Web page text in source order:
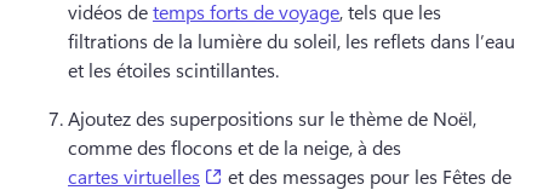
vidéos de temps forts de voyage, tels que les
filtrations de la lumière du soleil, les reflets dans l’eau
et les étoiles scintillantes.
Ajoutez des superpositions sur le thème de Noël,
comme des flocons et de la neige, à des
cartes virtuelles
(opens in a new tab)
et des messages pour les Fêtes de